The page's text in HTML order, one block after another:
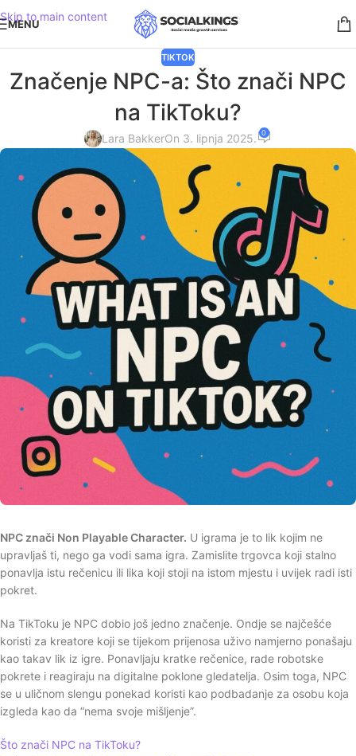
Skip to main content
MENU
TIKTOK
Značenje NPC-a: Što znači NPC
na TikToku?
Lara BakkerOn 3. lipnja 2025. 0
NPC znači Non Playable Character. U igrama je to lik kojim ne
upravljaš ti, nego ga vodi sama igra. Zamislite trgovca koji stalno
ponavlja istu rečenicu ili lika koji stoji na istom mjestu i uvijek radi isti
pokret.
Na TikToku je NPC dobio još jedno značenje. Ondje se najčešće
koristi za kreatore koji se tijekom prijenosa uživo namjerno ponašaju
kao takav lik iz igre. Ponavljaju kratke rečenice, rade robotske
pokrete i reagiraju na digitalne poklone gledatelja. Osim toga, NPC
se u uličnom slengu ponekad koristi kao podbadanje za osobu koja
izgleda kao da “nema svoje mišljenje”.
Što znači NPC na TikToku?